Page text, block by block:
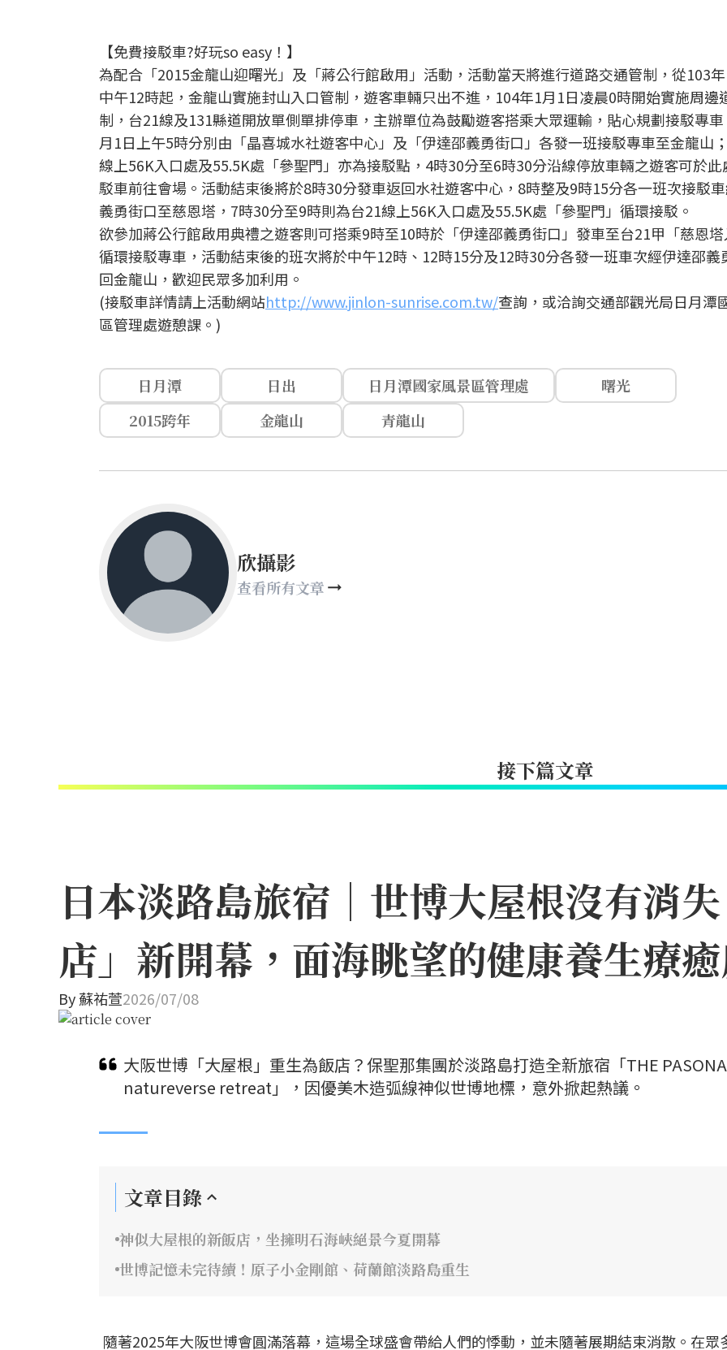
【免費接駁車?好玩so easy！】
為配合「2015金龍山迎曙光」及「蔣公行館啟用」活動，活動當天將進行道路交通管制，從103
中午12時起，金龍山實施封山入口管制，遊客車輛只出不進，104年1月1日凌晨0時開始實施周邊
制，台21線及131縣道開放單側單排停車，主辦單位為鼓勵遊客搭乘大眾運輸，貼心規劃接駁專
月1日上午5時分別由「晶喜城水社遊客中心」及「伊達邵義勇街口」各發一班接駁專車至金龍山
線上56K入口處及55.5K處「參聖門」亦為接駁點，4時30分至6時30分沿線停放車輛之遊客可於
駁車前往會場。活動結束後將於8時30分發車返回水社遊客中心，8時整及9時15分各一班次接駁
義勇街口至慈恩塔，7時30分至9時則為台21線上56K入口處及55.5K處「參聖門」循環接駁。
欲參加蔣公行館啟用典禮之遊客則可搭乘9時至10時於「伊達邵義勇街口」發車至台21甲「慈恩
循環接駁專車，活動結束後的班次將於中午12時、12時15分及12時30分各發一班車次經伊達邵義
回金龍山，歡迎民眾多加利用。
(接駁車詳情請上活動網站http://www.jinlon-sunrise.com.tw/查詢，或洽詢交通部觀光局日月潭
區管理處遊憩課。)
日月潭 日出 日月潭國家風景區管理處
曙光
2015跨年
金龍山 青龍山
欣攝影
查看所有文章
接下篇文章
日本淡路島旅宿｜世博大屋根沒有消
店」新開幕，面海眺望的健康養生療
By蘇祐萱2026/07/08
大阪世博「大屋根」重生為飯店？保聖那集團於淡路島打造全新旅宿「THE PASONA
natureverse retreat」，因優美木造弧線神似世博地標，意外掀起熱議。
文章目錄
神似大屋根的新飯店，坐擁明石海峽絕景今夏開幕
世博記憶未完待續！原子小金剛館、荷蘭館淡路島重生
隨著2025年大阪世博會圓滿落幕，這場全球盛會帶給人們的悸動，並未隨著展期結束消散。在眾